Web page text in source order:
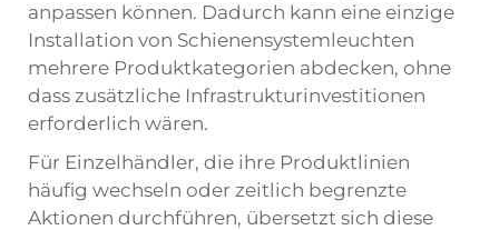
anpassen können. Dadurch kann eine einzige
Installation von Schienensystemleuchten
mehrere Produktkategorien abdecken, ohne
dass zusätzliche Infrastrukturinvestitionen
erforderlich wären.
Für Einzelhändler, die ihre Produktlinien
häufig wechseln oder zeitlich begrenzte
Aktionen durchführen, übersetzt sich diese